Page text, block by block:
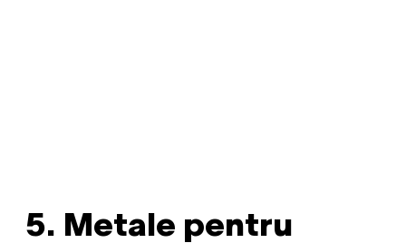
5. Metale pentru